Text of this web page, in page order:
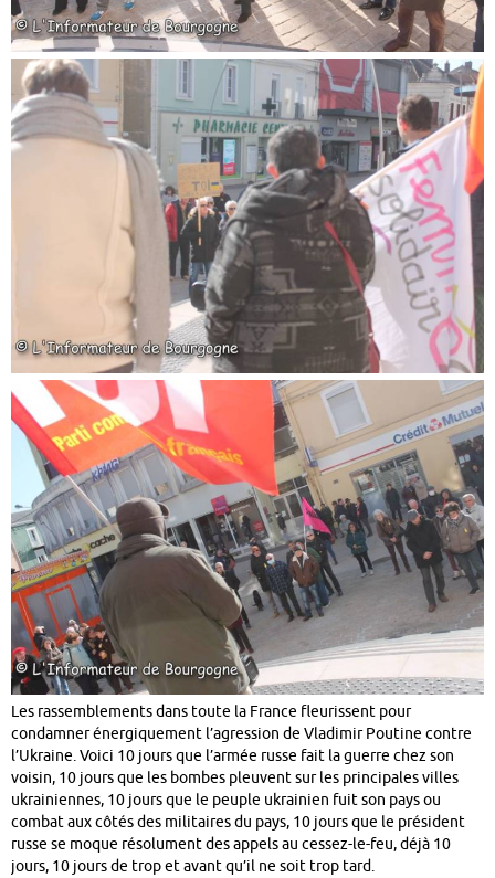
Les rassemblements dans toute la France fleurissent pour
condamner énergiquement l’agression de Vladimir Poutine contre
l’Ukraine. Voici 10 jours que l’armée russe fait la guerre chez son
voisin, 10 jours que les bombes pleuvent sur les principales villes
ukrainiennes, 10 jours que le peuple ukrainien fuit son pays ou
combat aux côtés des militaires du pays, 10 jours que le président
russe se moque résolument des appels au cessez-le-feu, déjà 10
jours, 10 jours de trop et avant qu’il ne soit trop tard.